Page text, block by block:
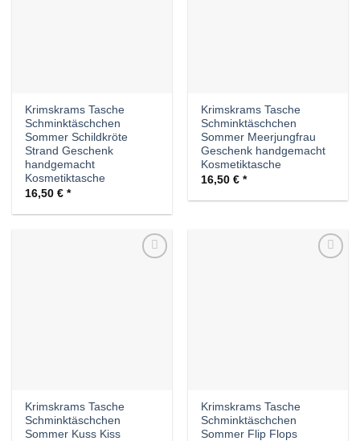
Krimskrams Tasche
Schminktäschchen
Sommer Schildkröte
Strand Geschenk
handgemacht
Kosmetiktasche
16,50€
Krimskrams Tasche
Schminktäschchen
Sommer Meerjungfrau
Geschenk handgemacht
Kosmetiktasche
16,50€
Krimskrams Tasche
Schminktäschchen
Sommer Kuss Kiss
Krimskrams Tasche
Schminktäschchen
Sommer Flip Flops